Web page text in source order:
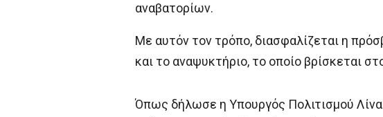
αναβατορίων.
Με αυτόν τον τρόπο, διασφαλίζεται η
και το αναψυκτήριο, το οποίο βρίσκεται
Όπως δήλωσε η Υπουργός Πολιτισμού